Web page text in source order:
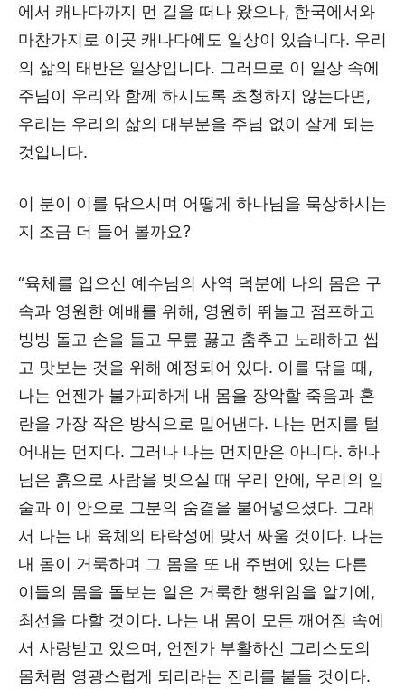
에서 캐나다까지 먼 길을 떠나 왔으나, 한국에서와
마찬가지로 이곳 캐나다에도 일상이 있습니다. 우리
의 삶의 태반은 일상입니다. 그러므로 이 일상 속에
주님이 우리와 함께 하시도록 초청하지 않는다면,
우리는 우리의 삶의 대부분을 주님 없이 살게 되는
것입니다.
이 분이 이를 닦으시며 어떻게 하나님을 묵상하시는
지 조금 더 들어 볼까요?
“육체를 입으신 예수님의 사역 덕분에 나의 몸은 구
속과 영원한 예배를 위해, 영원히 뛰놀고 점프하고
빙빙 돌고 손을 들고 무릎 꿇고 춤추고 노래하고 씹
고 맛보는 것을 위해 예정되어 있다. 이를 닦을 때,
나는 언젠가 불가피하게 내 몸을 장악할 죽음과 혼
란을 가장 작은 방식으로 밀어낸다. 나는 먼지를 털
어내는 먼지다. 그러나 나는 먼지만은 아니다. 하나
님은 흙으로 사람을 빚으실 때 우리 안에, 우리의 입
술과 이 안으로 그분의 숨결을 불어넣으셨다. 그래
서 나는 내 육체의 타락성에 맞서 싸울 것이다. 나는
내 몸이 거룩하며 그 몸을 또 내 주변에 있는 다른
이들의 몸을 돌보는 일은 거룩한 행위임을 알기에,
최선을 다할 것이다. 나는 내 몸이 모든 깨어짐 속에
서 사랑받고 있으며, 언젠가 부활하신 그리스도의
몸처럼 영광스럽게 되리라는 진리를 붙들 것이다.